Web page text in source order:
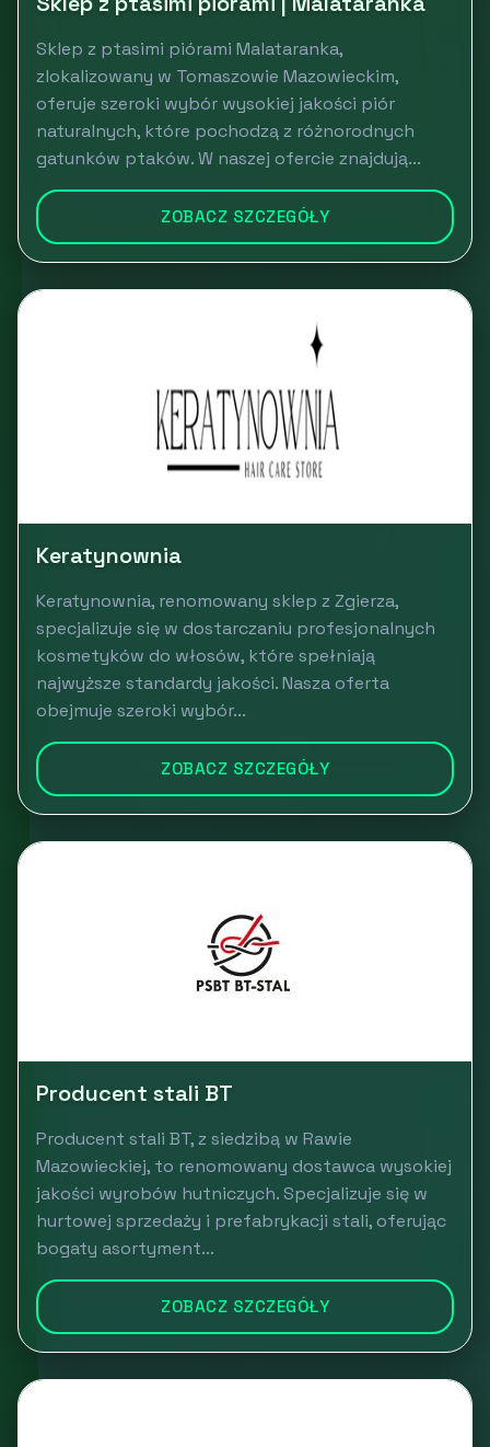
Sklep z ptasimi piórami Malataranka,
zlokalizowany w Tomaszowie Mazowieckim,
oferuje szeroki wybór wysokiej jakości piór
naturalnych, które pochodzą z różnorodnych
gatunków ptaków. W naszej ofercie znajdują...
ZOBACZ SZCZEGÓŁY
Keratynownia
Keratynownia, renomowany sklep z Zgierza,
specjalizuje się w dostarczaniu profesjonalnych
kosmetyków do włosów, które spełniają
najwyższe standardy jakości. Nasza oferta
obejmuje szeroki wybór...
ZOBACZ SZCZEGÓŁY
Producent stali BT
Producent stali BT, z siedzibą w Rawie
Mazowieckiej, to renomowany dostawca wysokiej
jakości wyrobów hutniczych. Specjalizuje się w
hurtowej sprzedaży i prefabrykacji stali, oferując
bogaty asortyment...
ZOBACZ SZCZEGÓŁY